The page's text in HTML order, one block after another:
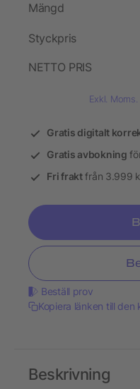
Mängd
Styckpris
NETTO PRIS
Exkl. Moms.
Gratis digitalt
Gratis avbokning
Fri fraktfrån 3.999
Beställ prov
Kopiera länken till
Beskrivning